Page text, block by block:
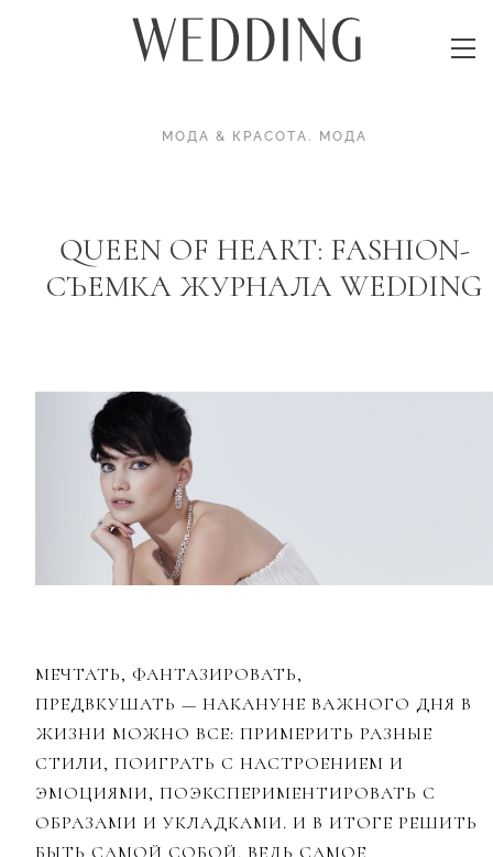
МОДА & КРАСОТА. МОДА
QUEEN OF HEART: FASHION-
СЪЕМКА ЖУРНАЛА WEDDING
МЕЧТАТЬ, ФАНТАЗИРОВАТЬ,
ПРЕДВКУШАТЬ — НАКАНУНЕ ВАЖНОГО ДНЯ В
ЖИЗНИ МОЖНО ВСЕ: ПРИМЕРИТЬ РАЗНЫЕ
СТИЛИ, ПОИГРАТЬ С НАСТРОЕНИЕМ И
ЭМОЦИЯМИ, ПОЭКСПЕРИМЕНТИРОВАТЬ С
ОБРАЗАМИ И УКЛАДКАМИ. И В ИТОГЕ РЕШИТЬ